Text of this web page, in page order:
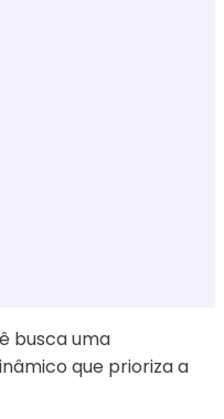
busca uma
que prioriza a